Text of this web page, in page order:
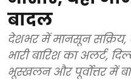
बादल
देशभर में मानसून सक्रिय,
भारी बारिश का अलर्ट,
भूस्खलन और पूर्वोत्तर में